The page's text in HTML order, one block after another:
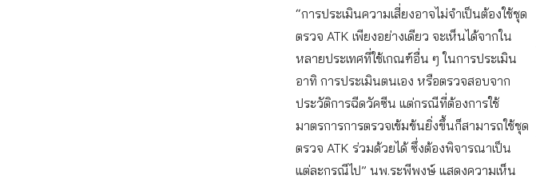
“การประเมินความเสี่ยงอาจไม่จำเป็นต้องใช้ชุด
ตรวจ ATK เพียงอย่างเดียว จะเห็นได้จากใน
หลายประเทศที่ใช้เกณฑ์อื่น ๆ ในการประเมิน
อาทิ การประเมินตนเอง หรือตรวจสอบจาก
ประวัติการฉีดวัคซีน แต่กรณีที่ต้องการใช้
มาตรการการตรวจเข้มข้นยิ่งขึ้นก็สามารถใช้ชุด
ตรวจ ATK ร่วมด้วยได้ ซึ่งต้องพิจารณาเป็น
แต่ละกรณีไป” นพ.ระพีพงษ์ แสดงความเห็น